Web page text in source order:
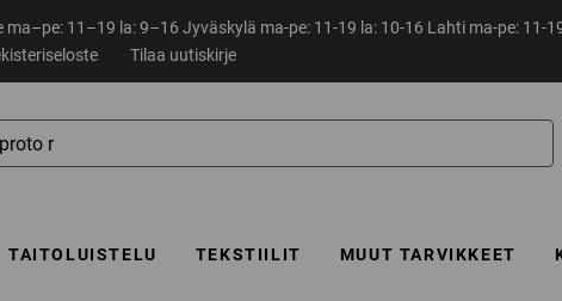
ma–pe: 11–19 la: 9–16 Jyväskylä ma-pe: 11-19 la: 10-16 Lahti ma-pe: 11-
Tilaa uutiskirje
TAITOLUISTELU TEKSTIILIT MUUT TARVIKKEET